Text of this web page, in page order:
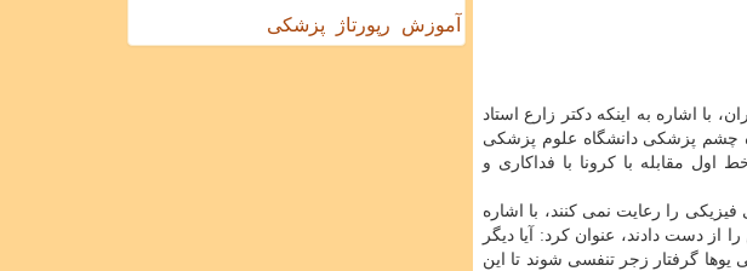
با اشاره به اینکه دکتر زارع استاد
گروه چشم پزشکی دانشگاه علوم پزشکی
مقابله با کرونا با فداکاری و
را رعایت نمی کنند، با اشاره
از دست دادند، عنوان کرد: آیا دیگر
گرفتار زجر تنفسی شوند تا این
آموزش
رپورتاژ پزشکی